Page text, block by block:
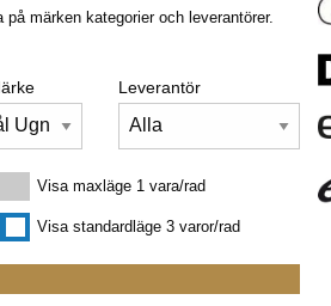
märken kategorier och leverantörer.
Leverantör
maxläge 1 vara/rad
Visa maxläge 1 vara/rad
standardläge
Visa standardläge 3 varor/rad